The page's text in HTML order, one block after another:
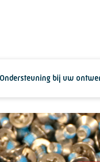
Ondersteuning bij uw